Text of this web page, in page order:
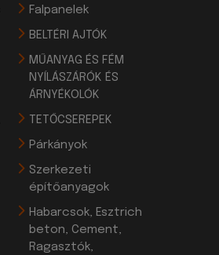
Falpanelek
BELTÉRI AJTÓK
MŰANYAG ÉS FÉM
NYÍLÁSZÁRÓK ÉS
ÁRNYÉKOLÓK
TETŐCSEREPEK
Párkányok
Szerkezeti
építőanyagok
Habarcsok, Esztrich
beton, Cement,
Ragasztók,